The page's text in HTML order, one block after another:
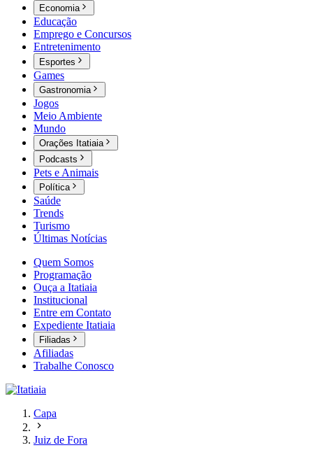
Economia
Educação
Emprego e Concursos
Entretenimento
Esportes
Games
Gastronomia
Jogos
Meio Ambiente
Mundo
Orações Itatiaia
Podcasts
Pets e Animais
Política
Saúde
Trends
Turismo
Últimas Notícias
Quem Somos
Programação
Ouça a Itatiaia
Institucional
Entre em Contato
Expediente Itatiaia
Filiadas
Afiliadas
Trabalhe Conosco
Capa
Juiz de Fora